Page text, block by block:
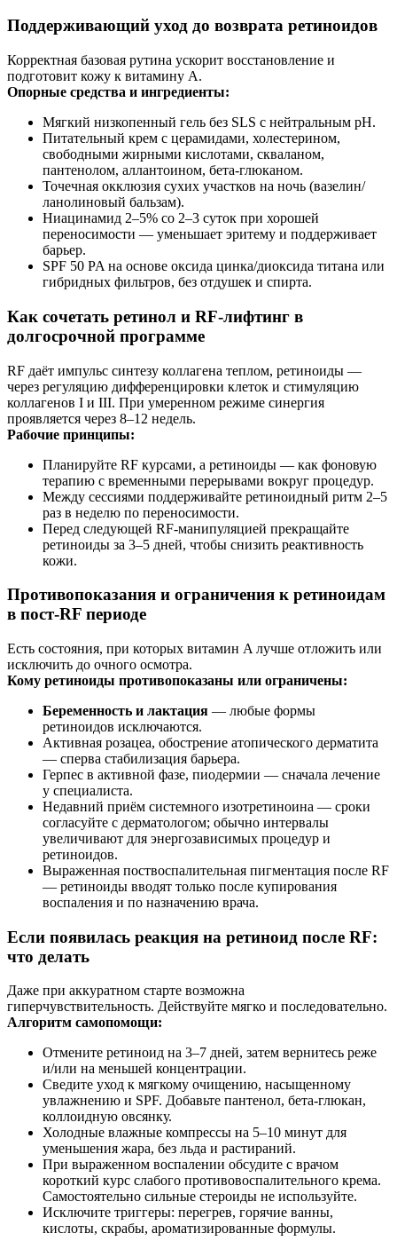
Поддерживающий уход до возврата ретиноидов
Корректная базовая рутина ускорит восстановление и
подготовит кожу к витамину A.
Опорные средства и ингредиенты:
Мягкий низкопенный гель без SLS с нейтральным pH.
Питательный крем с церамидами, холестерином,
свободными жирными кислотами, скваланом,
пантенолом, аллантоином, бета‑глюканом.
Точечная окклюзия сухих участков на ночь (вазелин/
ланолиновый бальзам).
Ниацинамид 2–5% со 2–3 суток при хорошей
переносимости — уменьшает эритему и поддерживает
барьер.
SPF 50 PA на основе оксида цинка/диоксида титана или
гибридных фильтров, без отдушек и спирта.
Как сочетать ретинол и RF‑лифтинг в
долгосрочной программе
RF даёт импульс синтезу коллагена теплом, ретиноиды —
через регуляцию дифференцировки клеток и стимуляцию
коллагенов I и III. При умеренном режиме синергия
проявляется через 8–12 недель.
Рабочие принципы:
Планируйте RF курсами, а ретиноиды — как фоновую
терапию с временными перерывами вокруг процедур.
Между сессиями поддерживайте ретиноидный ритм 2–5
раз в неделю по переносимости.
Перед следующей RF‑манипуляцией прекращайте
ретиноиды за 3–5 дней, чтобы снизить реактивность
кожи.
Противопоказания и ограничения к ретиноидам
в пост‑RF периоде
Есть состояния, при которых витамин A лучше отложить или
исключить до очного осмотра.
Кому ретиноиды противопоказаны или ограничены:
Беременность и лактация — любые формы
ретиноидов исключаются.
Активная розацеа, обострение атопического дерматита
— сперва стабилизация барьера.
Герпес в активной фазе, пиодермии — сначала лечение
у специалиста.
Недавний приём системного изотретиноина — сроки
согласуйте с дерматологом; обычно интервалы
увеличивают для энергозависимых процедур и
ретиноидов.
Выраженная поствоспалительная пигментация после RF
— ретиноиды вводят только после купирования
воспаления и по назначению врача.
Если появилась реакция на ретиноид после RF:
что делать
Даже при аккуратном старте возможна
гиперчувствительность. Действуйте мягко и последовательно.
Алгоритм самопомощи:
Отмените ретиноид на 3–7 дней, затем вернитесь реже
и/или на меньшей концентрации.
Сведите уход к мягкому очищению, насыщенному
увлажнению и SPF. Добавьте пантенол, бета‑глюкан,
коллоидную овсянку.
Холодные влажные компрессы на 5–10 минут для
уменьшения жара, без льда и растираний.
При выраженном воспалении обсудите с врачом
короткий курс слабого противовоспалительного крема.
Самостоятельно сильные стероиды не используйте.
Исключите триггеры: перегрев, горячие ванны,
кислоты, скрабы, ароматизированные формулы.